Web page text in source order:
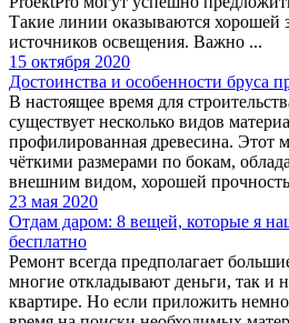
Такие линии оказываются хорошей
источников освещения. Важно ...
15 октября 2020
Достоинства и особенности бруса
В настоящее время для
существует несколько видов
профилированная древесина. Этот
чёткими размерами по бокам,
внешним видом, хорошей
23 мая 2020
Отдам даром: 8 вещей, которые я
бесплатно
Ремонт всегда предполагает
многие откладывают деньги, так и
квартире. Но если приложить